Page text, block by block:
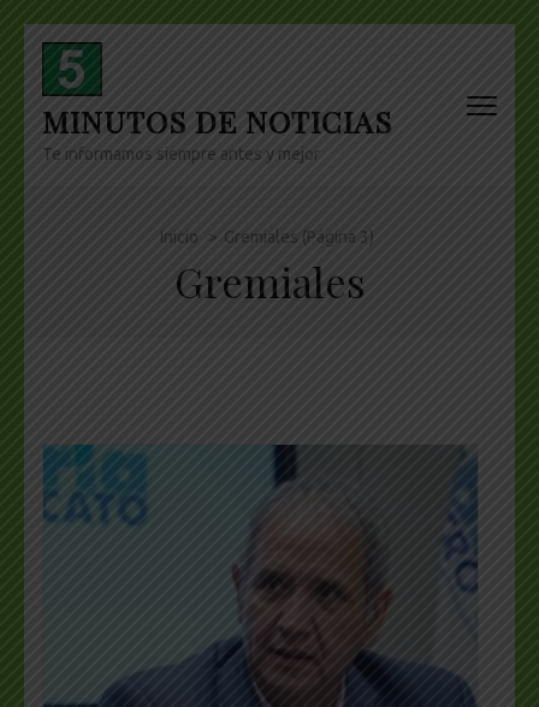
Skip
content
(Press
Enter)
MINUTOS DE NOTICIAS
Te informamos siempre antes y mejor
Inicio > Gremiales (Página 3)
Gremiales